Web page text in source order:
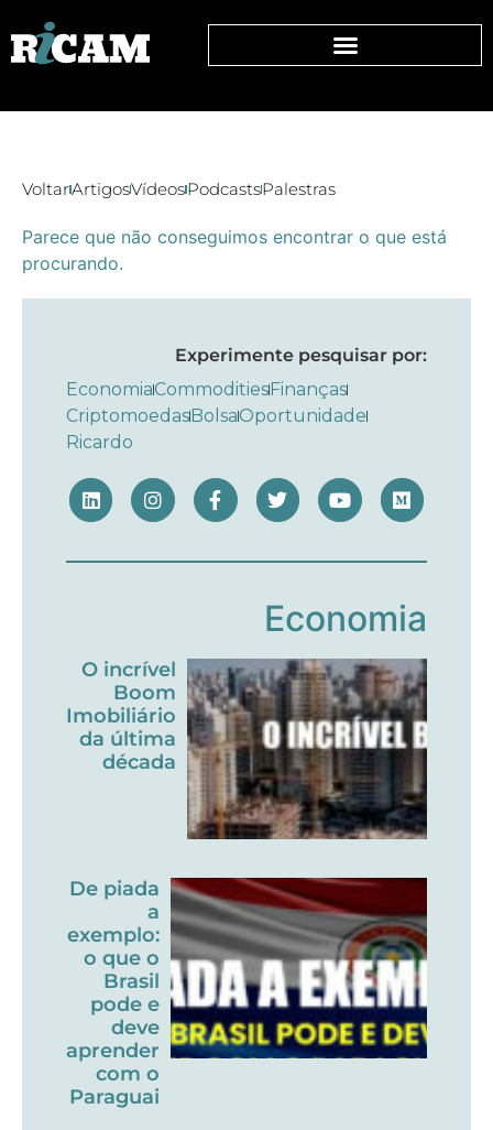
VoltarArtigosVídeosPodcastsPalestras
Parece que não conseguimos encontrar o que está
procurando.
Experimente pesquisar por:
EconomiaCommodities Finanças
Criptomoedas BolsaOportunidade
Ricardo
Economia
O incrível
Boom
Imobiliário
da última
década
De piada
a
exemplo:
o que o
Brasil
pode e
deve
aprender
com o
Paraguai